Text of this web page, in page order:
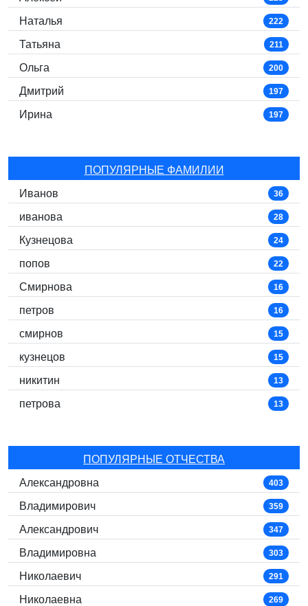
Наталья 222
Татьяна 211
Ольга 200
Дмитрий 197
Ирина 197
ПОПУЛЯРНЫЕ ФАМИЛИИ
Иванов
36
иванова 28
Кузнецова 24
попов 22
Смирнова 16
петров 16
смирнов 15
кузнецов 15
никитин 13
петрова 13
ПОПУЛЯРНЫЕ ОТЧЕСТВА
Александровна
403
Владимирович 359
Александрович 347
Владимировна 303
Николаевич 291
Николаевна 269